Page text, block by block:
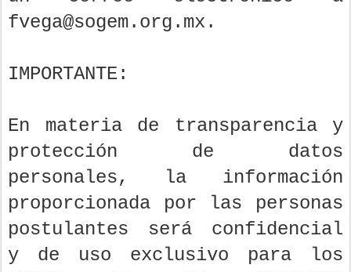
fvega@sogem.org.mx.
IMPORTANTE:
En materia de transparencia y
protección de datos
personales, la información
proporcionada por las personas
postulantes será confidencial
y de uso exclusivo para los